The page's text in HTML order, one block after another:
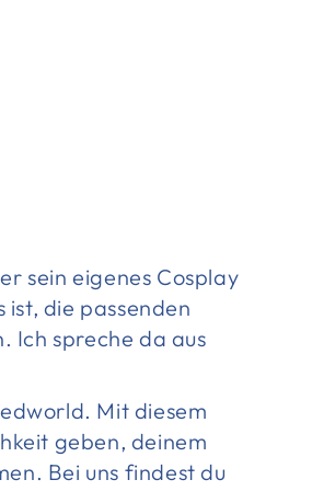
sein eigenes Cosplay
die passenden
Ich spreche da aus
Mit diesem
geben, deinem
Bei uns findest du